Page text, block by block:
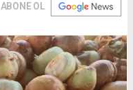
ABONE OL